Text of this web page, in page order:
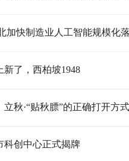
加快制造业人工智能规模化
了，西柏坡1948
秋·“贴秋膘”的正确打开方式
科创中心正式揭牌